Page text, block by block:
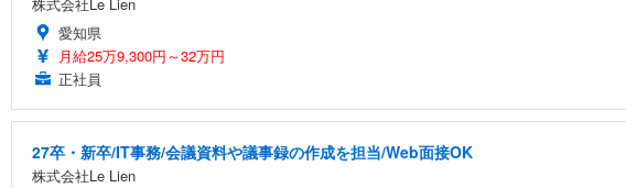
愛知県
月給25万9,300円～32万円
正社員
27卒・新卒/IT事務/会議資料や議事録の作成を担当/Web面接OK
株式会社Le Lien